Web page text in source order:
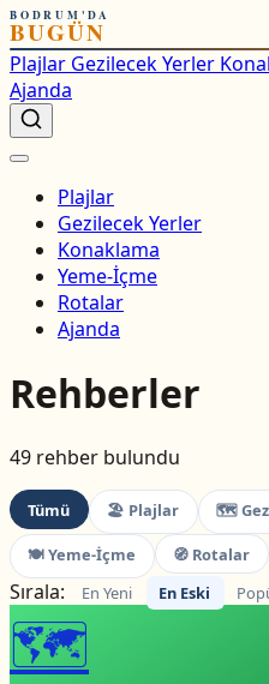
BODRUM'DA
BUGÜN
Plajlar Gezilecek Yerler
Ajanda
Plajlar
Gezilecek Yerler
Konaklama
Yeme-İçme
Rotalar
Ajanda
Rehberler
49 rehber bulundu
Tümü 🏖 Plajlar 🗺
🍽 Yeme-İçme 🧭 Rotalar
Sırala: En Yeni En Eski
🗺